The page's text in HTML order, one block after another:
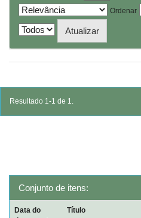
Ordenar
Resultado 1-1 de 1.
Conjunto de itens:
Data do
Título